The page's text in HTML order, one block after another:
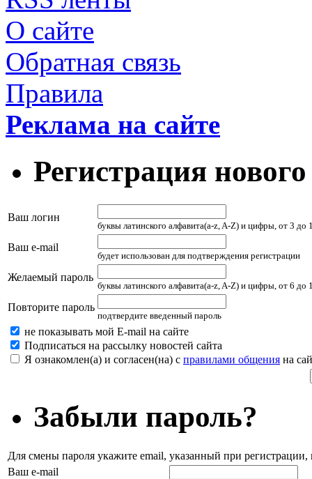
О сайте
Обратная связь
Правила
Реклама на сайте
Регистрация
Ваш логин
буквы латинского алфавита(a-z, A-Z) и цифры, от 3 до
Ваш e-mail
будет использован для подтверждения регистрации
Желаемый пароль
буквы латинского алфавита(a-z, A-Z) и цифры, от 6 до
Повторите пароль
подтвердите введенный пароль
не показывать мой E-mail на сайте
Подписаться на рассылку новостей сайта
Я ознакомлен(а) и согласен(на) с правилами общения на
Забыли пароль?
Для смены пароля укажите email, указанный при
Ваш e-mail